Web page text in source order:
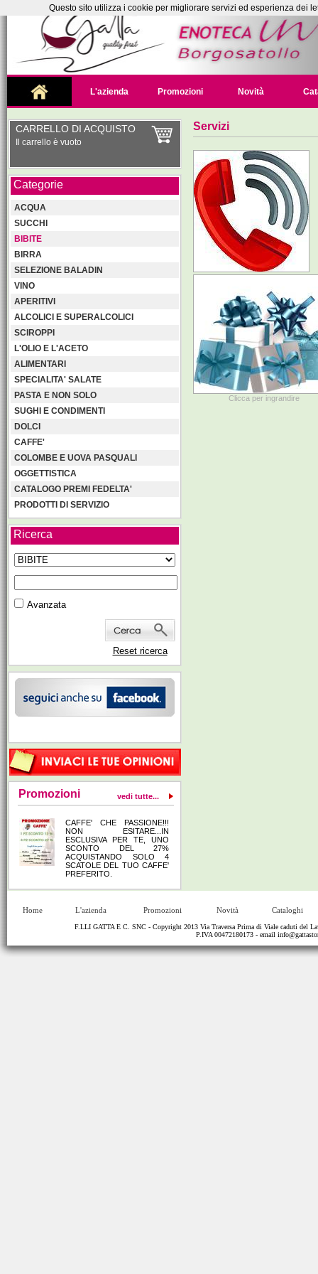
L'azienda Promozioni Novità
CARRELLO DI ACQUISTO
Il carrello è vuoto
Categorie
ACQUA
SUCCHI
BIBITE
BIRRA
SELEZIONE BALADIN
VINO
APERITIVI
ALCOLICI E SUPERALCOLICI
SCIROPPI
L'OLIO E L'ACETO
ALIMENTARI
SPECIALITA' SALATE
PASTA E NON SOLO
SUGHI E CONDIMENTI
DOLCI
CAFFE'
COLOMBE E UOVA PASQUALI
OGGETTISTICA
CATALOGO PREMI FEDELTA'
PRODOTTI DI SERVIZIO
Ricerca
Avanzata
Reset ricerca
Promozioni vedi tutte...
CAFFE' CHE PASSIONE!!!
NON ESITARE...IN
ESCLUSIVA PER TE, UNO
SCONTO DEL 27%
ACQUISTANDO SOLO 4
SCATOLE DEL TUO CAFFE'
PREFERITO.
Servizi
Clicca per ingrandire
Home L'azienda Promozioni Novità Cataloghi
F.LLI GATTA E C. SNC - Copyright 2013 Via Traversa Prima di Viale caduti del
P.IVA 00472180173 - email
Questo sito utilizza i cookie per migliorare servizi ed esperienza dei